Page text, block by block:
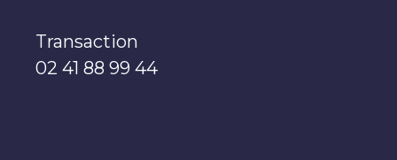
Transaction
02 41 88 99 44